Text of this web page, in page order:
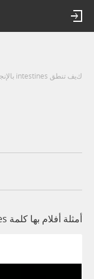
كيف تنطق intestines بالإنجليزية
أمثلة أفلام بها كلمة Intestines